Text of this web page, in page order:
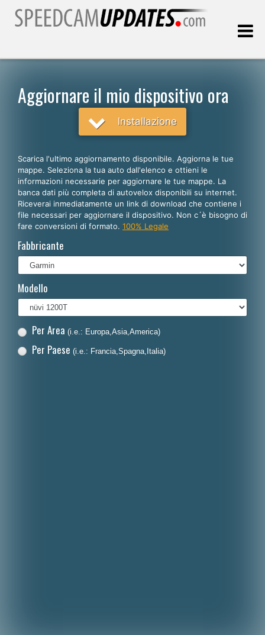
Italiano
English
Español
Deutsch
Polski
Dansk
Aggiornare il mio dispositivo ora
Installazione
Scarica l'ultimo aggiornamento disponibile. Aggiorna le tue
mappe. Seleziona la tua auto dall'elenco e ottieni le
informazioni necessarie per aggiornare le tue mappe. La
banca dati più completa di autovelox disponibili su internet.
Riceverai inmediatamente un link di download che contiene i
file necessari per aggiornare il dispositivo. Non c´è bisogno di
fare conversioni di formato. 100% Legale
Fabbricante
Modello
Per Area (i.e.: Europa,Asia,America)
Per Paese (i.e.: Francia,Spagna,Italia)